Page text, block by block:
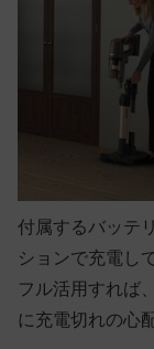
付属するバッテ
ションで充電し
フル活用すれば
に充電切れの心